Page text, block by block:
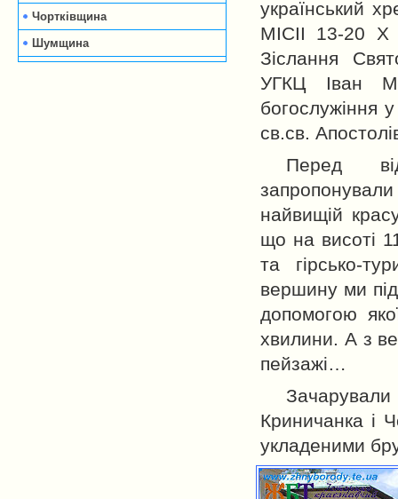
Чортківщина
Шумщина
український
МІСІІ 13-20
Зіслання
УГКЦ Іван
богослужіння у
св.св.
Перед
найвищій
що на висоті
та гірсько-
вершину ми
допомогою
хвилини. А з
пейзажі…
Зачарували
Криничанка і
укладеними